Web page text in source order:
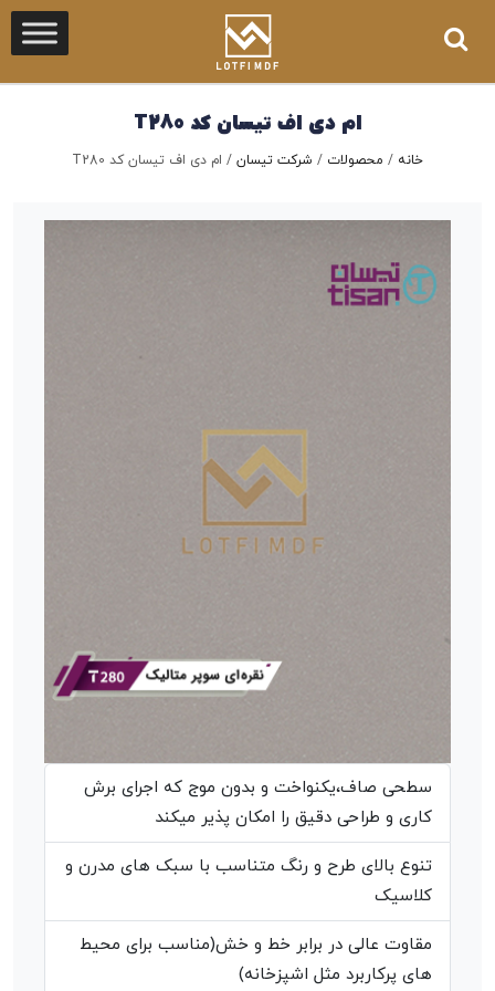
ام دی اف تیسان کد T280
خانه / محصولات / شرکت تیسان / ام دی اف تیسان کد T280
سطحی صاف،یکنواخت و بدون موج که اجرای برش
کاری و طراحی دقیق را امکان پذیر میکند
تنوع بالای طرح و رنگ متناسب با سبک های مدرن و
کلاسیک
مقاوت عالی در برابر خط و خش(مناسب برای محیط
های پرکاربرد مثل اشپزخانه)